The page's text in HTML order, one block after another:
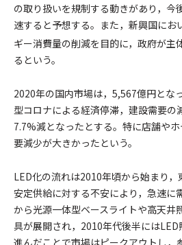
の取り扱いを規制する動きがあり，今
速すると予想する。また，新興国にお
ギー消費量の削減を目的に，政府が主
るという。
2020年の国内市場は，5,567億円とな
型コロナによる経済停滞，建設需要の
7.7%減となったとする。特に店舗や
要減少が大きかったという。
LED化の流れは2010年頃から始まり
安定供給に対する不安により，急速に
から光源一体型ベースライトや高天井
具が展開され，2010年代後半には
進んだことで市場はピークアウトし，